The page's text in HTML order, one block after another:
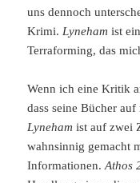
uns dennoch
Krimi. Lyneham ist
Terraforming, das
Wenn ich eine Kritik
dass seine Bücher
Lyneham ist auf zwei
wahnsinnig gemacht
Informationen.Athos